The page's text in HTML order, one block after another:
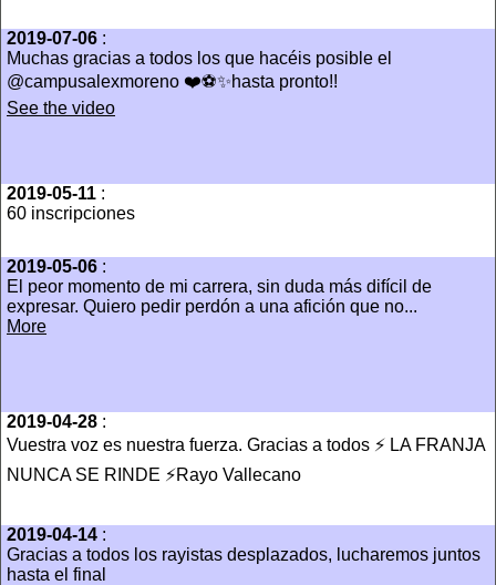
2019-07-06 :
Muchas gracias a todos los que hacéis posible el
@campusalexmoreno ❤️⚽️✨hasta pronto!!
See the video
2019-05-11 :
60 inscripciones
2019-05-06 :
El peor momento de mi carrera, sin duda más difícil de
expresar. Quiero pedir perdón a una afición que no...
More
2019-04-28 :
Vuestra voz es nuestra fuerza. Gracias a todos ⚡ LA FRANJA
NUNCA SE RINDE ⚡Rayo Vallecano
2019-04-14 :
Gracias a todos los rayistas desplazados, lucharemos juntos
hasta el final